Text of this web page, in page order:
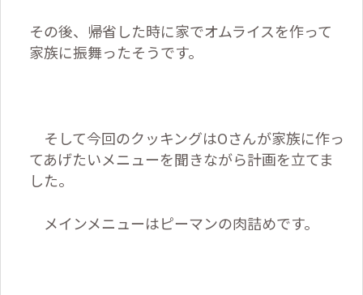
その後、帰省した時に家でオムライスを作って
家族に振舞ったそうです。
そして今回のクッキングはOさんが家族に作っ
てあげたいメニューを聞きながら計画を立てま
した。
メインメニューはピーマンの肉詰めです。